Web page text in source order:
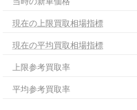
現在の上限買取相場指標
現在の平均買取相場指標
上限参考買取率
平均参考買取率